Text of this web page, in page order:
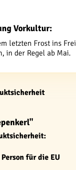
Vorkultur:
letzten Frost ins
in der Regel ab Mai.
für die EU